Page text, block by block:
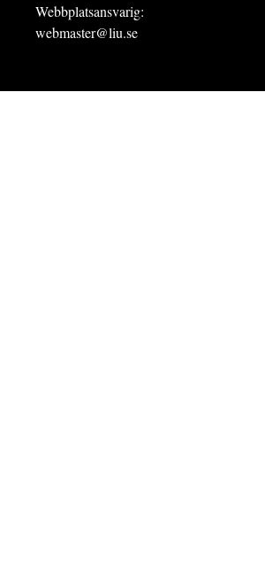
Webbplatsansvarig:
webmaster@liu.se